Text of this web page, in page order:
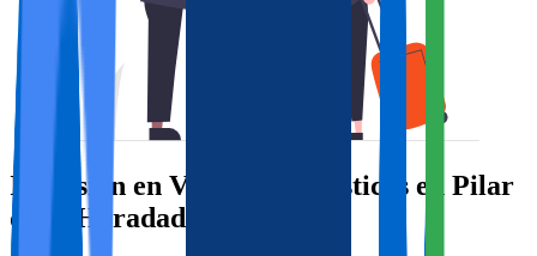
Inversión en Vivendas Turísticas en Pilar
de la Horadada